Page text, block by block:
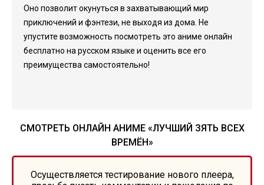
Оно позволит окунуться в захватывающий мир
приключений и фэнтези, не выходя из дома. Не
упустите возможность посмотреть это аниме онлайн
бесплатно на русском языке и оценить все его
преимущества самостоятельно!
СМОТРЕТЬ ОНЛАЙН АНИМЕ «ЛУЧШИЙ ЗЯТЬ ВСЕХ
ВРЕМЁН»
Осуществляется тестирование нового плеера,